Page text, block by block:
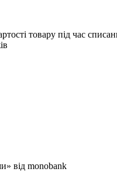
товару під час
від monobank